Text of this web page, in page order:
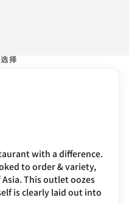
择
with a difference.
to order & variety,
This outlet oozes
is clearly laid out into